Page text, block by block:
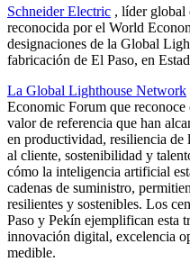
Schneider Electric , líder global
reconocida por el World
designaciones de la Global
fabricación de El Paso, en
La Global Lighthouse Network
Economic Forum que reconoce
valor de referencia que han
en productividad, resiliencia de
al cliente, sostenibilidad y
cómo la inteligencia artificial
cadenas de suministro,
resilientes y sostenibles. Los
Paso y Pekín ejemplifican esta
innovación digital, excelencia
medible.